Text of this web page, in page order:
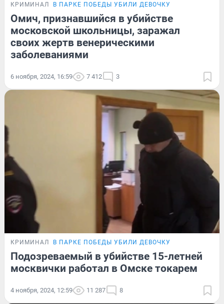
КРИМИНАЛ В ПАРКЕ ПОБЕДЫ УБИЛИ ДЕВОЧКУ
Омич, признавшийся в убийстве
московской школьницы, заражал
своих жертв венерическими
заболеваниями
6 ноября, 2024, 16:59 7 412 3
КРИМИНАЛ В ПАРКЕ ПОБЕДЫ УБИЛИ ДЕВОЧКУ
Подозреваемый в убийстве 15-летней
москвички работал в Омске токарем
4 ноября, 2024, 12:59 11 287 8